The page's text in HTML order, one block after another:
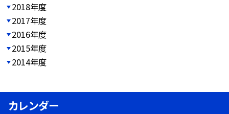
2018年度
2017年度
2016年度
2015年度
2014年度
カレンダー